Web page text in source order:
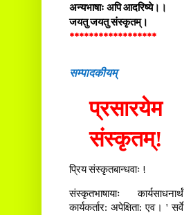
अन्यभाषाः अपि आदरिष्ये।।
जयतु जयतु संस्कृतम्।
******************
सम्पादकीयम्
प्रसारयेम
संस्कृतम्!
प्रिय संस्कृतबान्धवाः !
संस्कृतभाषायाः कार्यसाधनार्थं
कार्यकर्तार: अपेक्षिता: एव। ' सर्वे